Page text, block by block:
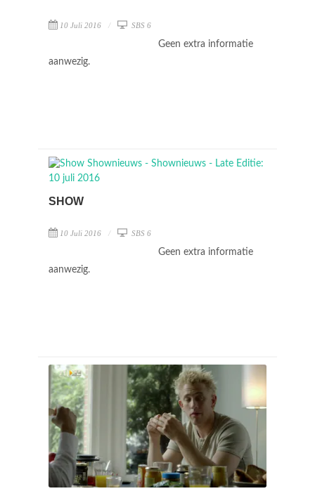
10 Juli 2016 SBS 6
Geen extra informatie
aanwezig.
SHOW
10 Juli 2016 SBS 6
Geen extra informatie
aanwezig.